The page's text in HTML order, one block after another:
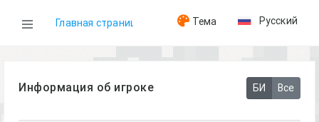
Главная страница Тема Русский
Информация об игроке БИ Все